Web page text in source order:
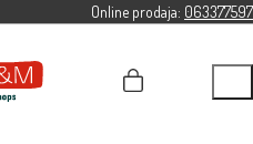
Online prodaja: 063377597